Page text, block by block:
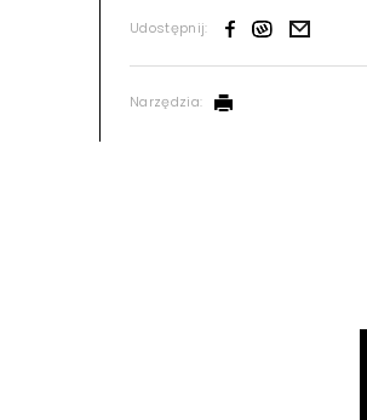
Udostępnij:
Narzędzia: